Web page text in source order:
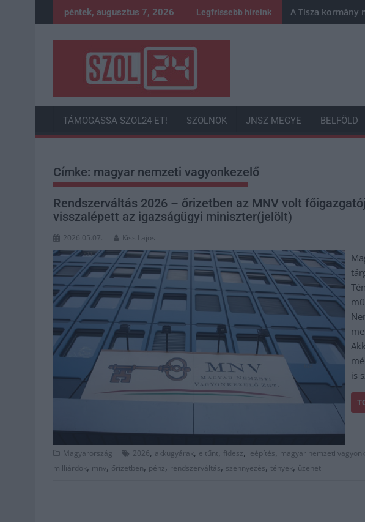
to
péntek, augusztus 7, 2026 Legfrissebb híreink A Tisza kormány
TÁMOGASSA SZOL24-ET! SZOLNOK JNSZ MEGYE BELFÖLD
Címke: magyar nemzeti vagyonkezelő
Rendszerváltás 2026 – őrizetben az MNV volt
visszalépett az igazságügyi miniszter(jelölt)
2026.05.07. Kiss Lajos
is
Magyarország 2026, akkugyárak, eltűnt, fidesz, leépítés, magyar nemzeti
milliárdok, mnv, őrizetben, pénz, rendszerváltás, szennyezés, tények, üzenet